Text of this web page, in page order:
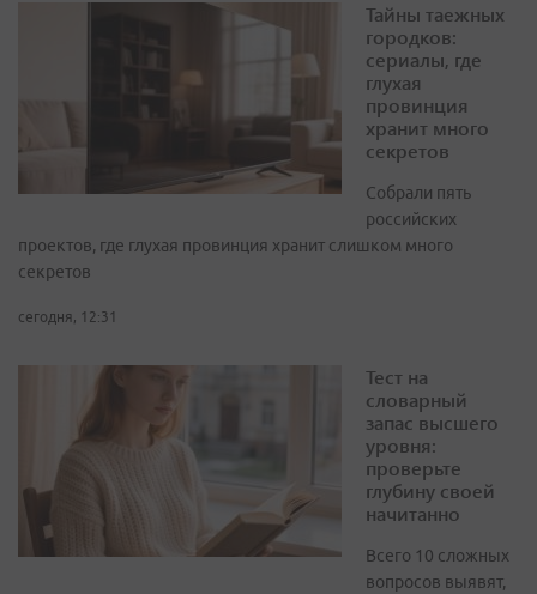
Тайны таежных
городков:
сериалы, где
глухая
провинция
хранит много
секретов
Собрали пять
российских
проектов, где глухая провинция хранит слишком много
секретов
сегодня, 12:31
Тест на
словарный
запас высшего
уровня:
проверьте
глубину своей
начитанно
Всего 10 сложных
вопросов выявят,